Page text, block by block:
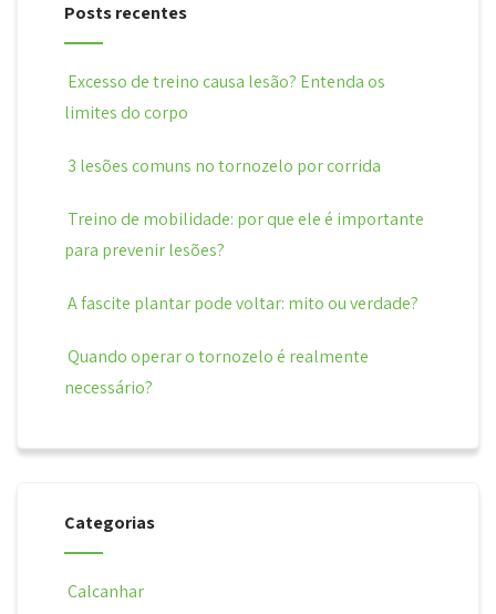
Posts recentes
Excesso de treino causa lesão? Entenda os
limites do corpo
3 lesões comuns no tornozelo por corrida
Treino de mobilidade: por que ele é importante
para prevenir lesões?
A fascite plantar pode voltar: mito ou verdade?
Quando operar o tornozelo é realmente
necessário?
Categorias
Calcanhar